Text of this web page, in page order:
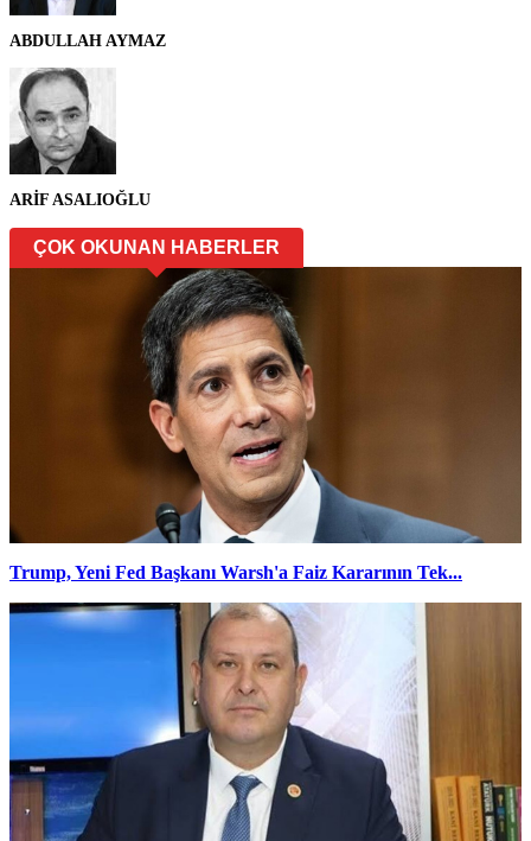
ABDULLAH AYMAZ
ARİF ASALIOĞLU
ÇOK OKUNAN HABERLER
Trump, Yeni Fed Başkanı Warsh'a Faiz Kararının Tek...